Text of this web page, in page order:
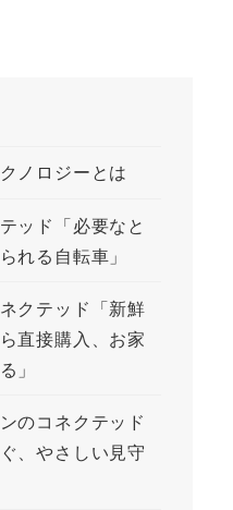
ノロジーとは
ッド「必要なと
れる自転車」
クテッド「新鮮
直接購入、お家
」
のコネクテッド
、やさしい見守